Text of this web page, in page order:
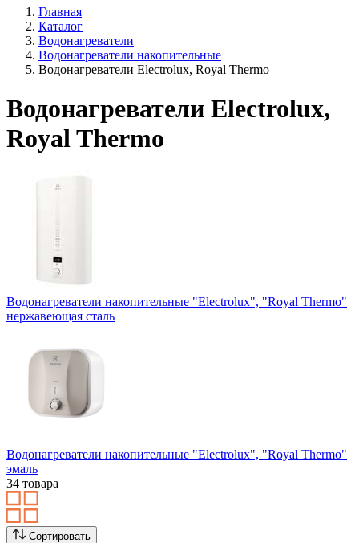
Главная
Каталог
Водонагреватели
Водонагреватели накопительные
Водонагреватели Electrolux, Royal Thermo
Водонагреватели Electrolux,
Royal Thermo
Водонагреватели накопительные "Electrolux", "Royal Thermo"
нержавеющая сталь
Водонагреватели накопительные "Electrolux", "Royal Thermo"
эмаль
34 товара
Сортировать